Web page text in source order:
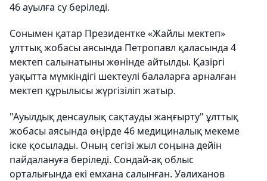
46 ауылға су беріледі.
Сонымен қатар Президентке «Жайлы мектеп»
ұлттық жобасы аясында Петропавл қаласында 4
мектеп салынатыны жөнінде айтылды. Қазіргі
уақытта мүмкіндігі шектеулі балаларға арналған
мектеп құрылысы жүргізіліп жатыр.
"Ауылдық денсаулық сақтауды жаңғырту" ұлттық
жобасы аясында өңірде 46 медициналық мекеме
іске қосылады. Оның сегізі жыл соңына дейін
пайдалануға беріледі. Сондай-ақ облыс
орталығында екі емхана салынған. Уәлиханов